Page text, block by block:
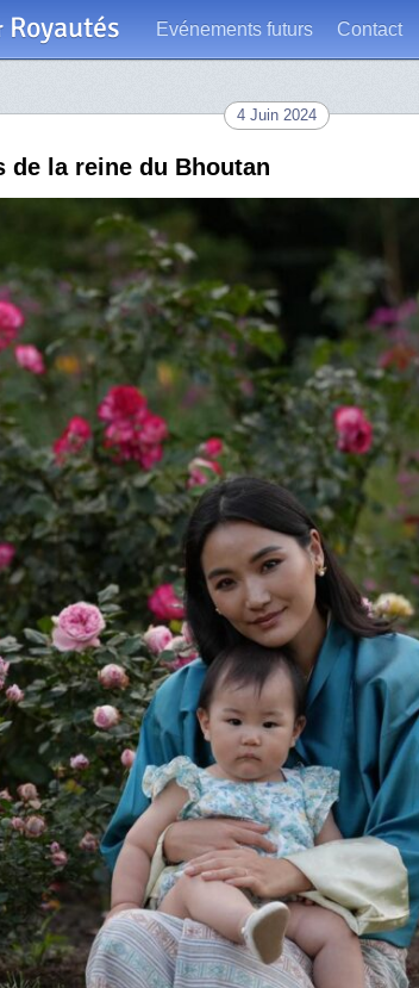
Royautés Evénements futurs Contact
4 Juin 2024
de la reine du Bhoutan